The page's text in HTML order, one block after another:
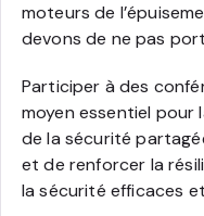
moteurs de
devons de ne pas
Participer à des
moyen essentiel pour
de la sécurité
et de renforcer la
la sécurité efficaces